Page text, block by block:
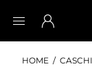
HOME /